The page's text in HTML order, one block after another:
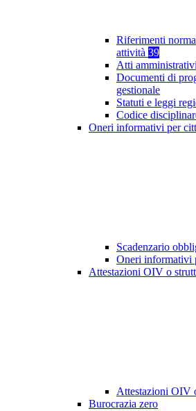
Riferimenti
attività 39
Atti
Documenti di
gestionale
Statuti e leggi
Codice
Oneri informativi per
Scadenzario
Oneri informativi
Attestazioni OIV o
Attestazioni OIV
Burocrazia zero